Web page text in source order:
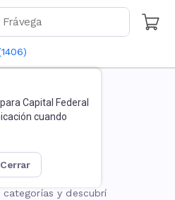
1406)
Capital Federal
cuando
cerrar
no existe
categorías y descubrí